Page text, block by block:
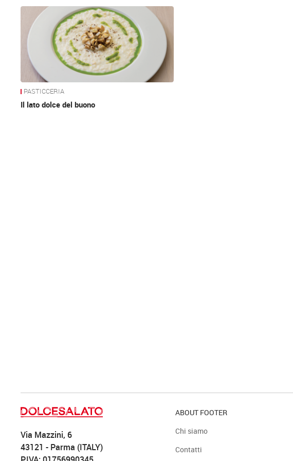
News
PASTICCERIA
Il lato dolce del buono
Via Mazzini, 6
43121 - Parma (ITALY)
ABOUT FOOTER
Chi siamo
Contatti